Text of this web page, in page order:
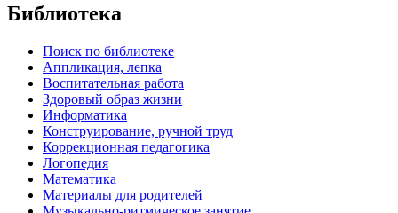
Библиотека
Поиск по библиотеке
Аппликация, лепка
Воспитательная работа
Здоровый образ жизни
Информатика
Конструирование, ручной труд
Коррекционная педагогика
Логопедия
Математика
Материалы для родителей